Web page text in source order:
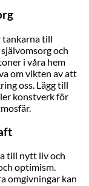
tankarna till
och
i våra hem
om vikten av att
oss. Lägg till
konstverk för
till nytt liv och
optimism.
omgivningar kan